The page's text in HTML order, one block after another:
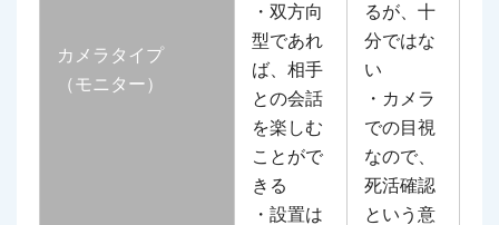
カメラタイプ
（モニター）
・双方向
型であれ
ば、相手
との会話
を楽しむ
ことがで
きる
・設置は
るが、十
分ではな
い
・カメラ
での目視
なので、
死活確認
という意